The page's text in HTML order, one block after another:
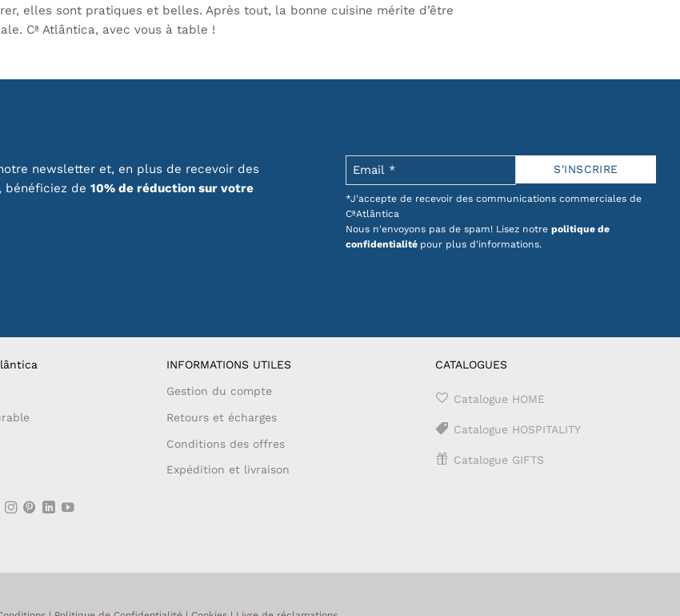
elles sont pratiques et belles. Après tout, la bonne cuisine mérite d’être
Cª Atlântica, avec vous à table !
newsletter et, en plus de recevoir des
bénéficiez de 10% de réduction sur votre
*J'accepte de recevoir des communications commerciales de
CªAtlântica
Nous n'envoyons pas de spam! Lisez notre politique de
confidentialité pour plus d'informations.
INFORMATIONS UTILES
Gestion du compte
Retours et écharges
Conditions des offres
Expédition et livraison
CATALOGUES
Catalogue HOME
Catalogue HOSPITALITY
Catalogue GIFTS